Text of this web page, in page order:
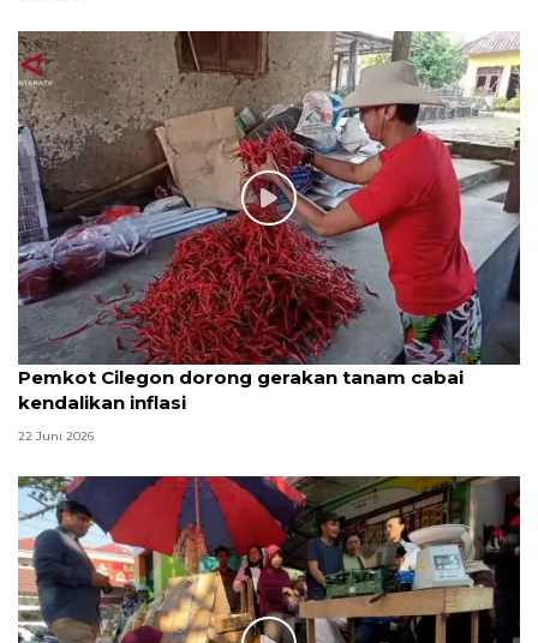
Pemkot Cilegon dorong gerakan tanam cabai
kendalikan inflasi
22 Juni 2026